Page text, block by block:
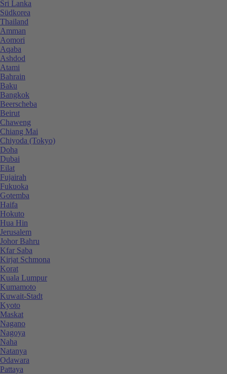
Sri Lanka
Südkorea
Thailand
Amman
Aomori
Aqaba
Ashdod
Atami
Bahrain
Baku
Bangkok
Beerscheba
Beirut
Chaweng
Chiang Mai
Chiyoda (Tokyo)
Doha
Dubai
Eilat
Fujairah
Fukuoka
Gotemba
Haifa
Hokuto
Hua Hin
Jerusalem
Johor Bahru
Kfar Saba
Kirjat Schmona
Korat
Kuala Lumpur
Kumamoto
Kuwait-Stadt
Kyoto
Maskat
Nagano
Nagoya
Naha
Natanya
Odawara
Pattaya